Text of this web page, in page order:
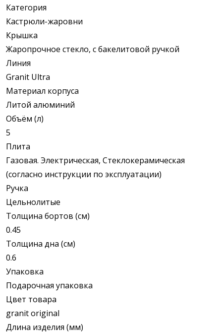
Категория
Кастрюли-жаровни
Крышка
Жаропрочное стекло, с бакелитовой ручкой
Линия
Granit Ultra
Материал корпуса
Литой алюминий
Объём (л)
5
Плита
Газовая. Электрическая, Стеклокерамическая
(согласно инструкции по эксплуатации)
Ручка
Цельнолитые
Толщина бортов (см)
0.45
Толщина дна (см)
0.6
Упаковка
Подарочная упаковка
Цвет товара
granit original
Длина изделия (мм)